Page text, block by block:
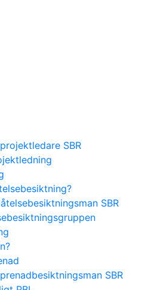
SBR
SBR
SBR